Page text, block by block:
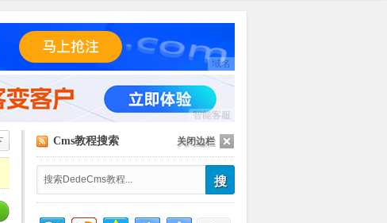
域名
智能客服
关闭边栏
Cms教程搜索